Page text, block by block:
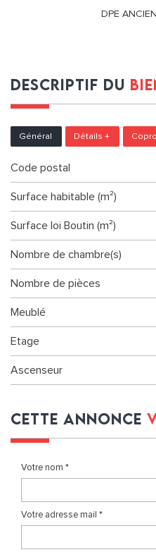
DPE
descriptif du
Général Détails +
Code postal
Surface habitable (m²)
Surface loi Boutin (m²)
Nombre de chambre(s)
Nombre de pièces
Meublé
Etage
Ascenseur
cette annonce
Votre nom *
Votre adresse mail *